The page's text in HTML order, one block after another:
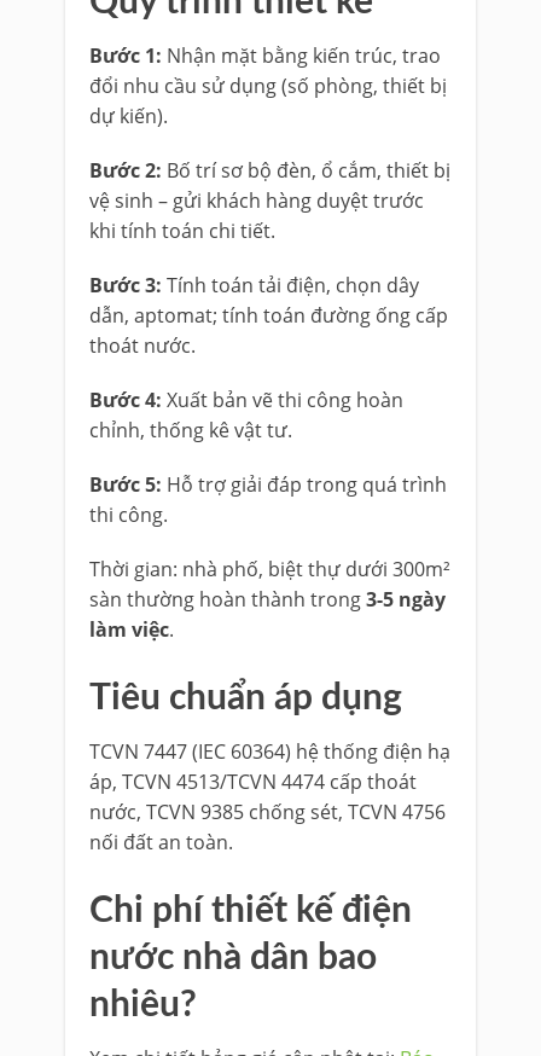
Bước 1: Nhận mặt bằng kiến trúc, trao
đổi nhu cầu sử dụng (số phòng, thiết bị
dự kiến).
Bước 2: Bố trí sơ bộ đèn, ổ cắm, thiết bị
vệ sinh – gửi khách hàng duyệt trước
khi tính toán chi tiết.
Bước 3: Tính toán tải điện, chọn dây
dẫn, aptomat; tính toán đường ống cấp
thoát nước.
Bước 4: Xuất bản vẽ thi công hoàn
chỉnh, thống kê vật tư.
Bước 5: Hỗ trợ giải đáp trong quá trình
thi công.
Thời gian: nhà phố, biệt thự dưới 300m²
sàn thường hoàn thành trong3-5 ngày
làm việc.
Tiêu chuẩn áp dụng
TCVN 7447 (IEC 60364) hệ thống điện hạ
áp, TCVN 4513/TCVN 4474 cấp thoát
nước, TCVN 9385 chống sét, TCVN 4756
nối đất an toàn.
Chi phí thiết kế điện
nước nhà dân bao
nhiêu?